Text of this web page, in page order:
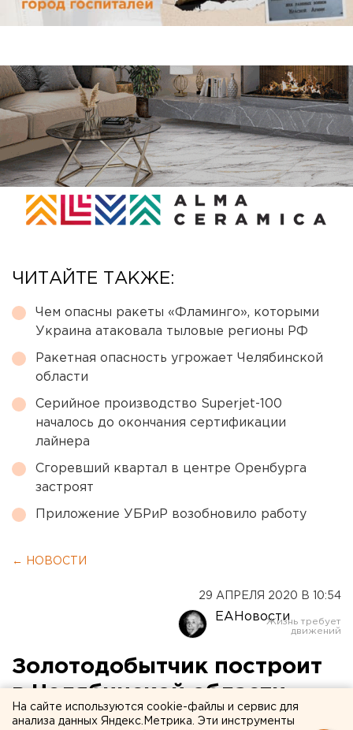
ЧИТАЙТЕ ТАКЖЕ:
Чем опасны ракеты «Фламинго», которыми
Украина атаковала тыловые регионы РФ
Ракетная опасность угрожает Челябинской
области
Серийное производство Superjet-100
началось до окончания сертификации
лайнера
Сгоревший квартал в центре Оренбурга
застроят
Приложение УБРиР возобновило работу
← НОВОСТИ
29 АПРЕЛЯ 2020 В 10:54
ЕАНовости
Золотодобытчик построит
в Челябинской области
новый горно-
На сайте используются cookie-файлы и сервис для
анализа данных Яндекс.Метрика. Эти инструменты